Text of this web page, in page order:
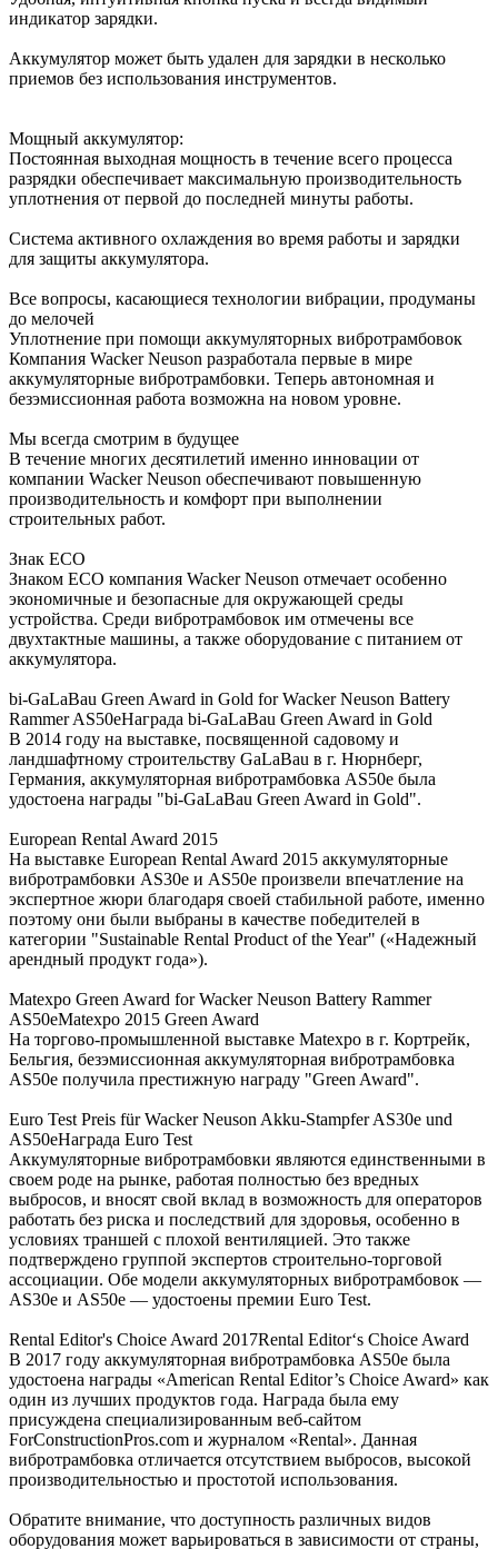
индикатор зарядки.
Аккумулятор может быть удален для зарядки в несколько
приемов без использования инструментов.
Мощный аккумулятор:
Постоянная выходная мощность в течение всего процесса
разрядки обеспечивает максимальную производительность
уплотнения от первой до последней минуты работы.
Система активного охлаждения во время работы и зарядки
для защиты аккумулятора.
Все вопросы, касающиеся технологии вибрации, продуманы
до мелочей
Уплотнение при помощи аккумуляторных вибротрамбовок
Компания Wacker Neuson разработала первые в мире
аккумуляторные вибротрамбовки. Теперь автономная и
безэмиссионная работа возможна на новом уровне.
Мы всегда смотрим в будущее
В течение многих десятилетий именно инновации от
компании Wacker Neuson обеспечивают повышенную
производительность и комфорт при выполнении
строительных работ.
Знак ECO
Знаком ECO компания Wacker Neuson отмечает особенно
экономичные и безопасные для окружающей среды
устройства. Среди вибротрамбовок им отмечены все
двухтактные машины, а также оборудование с питанием от
аккумулятора.
bi-GaLaBau Green Award in Gold for Wacker Neuson Battery
Rammer AS50eНаграда bi-GaLaBau Green Award in Gold
В 2014 году на выставке, посвященной садовому и
ландшафтному строительству GaLaBau в г. Нюрнберг,
Германия, аккумуляторная вибротрамбовка AS50e была
удостоена награды "bi-GaLaBau Green Award in Gold".
European Rental Award 2015
На выставке European Rental Award 2015 аккумуляторные
вибротрамбовки AS30e и AS50e произвели впечатление на
экспертное жюри благодаря своей стабильной работе, именно
поэтому они были выбраны в качестве победителей в
категории "Sustainable Rental Product of the Year" («Надежный
арендный продукт года»).
Matexpo Green Award for Wacker Neuson Battery Rammer
AS50eMatexpo 2015 Green Award
На торгово-промышленной выставке Matexpo в г. Кортрейк,
Бельгия, безэмиссионная аккумуляторная вибротрамбовка
AS50e получила престижную награду "Green Award".
Euro Test Preis für Wacker Neuson Akku-Stampfer AS30e und
AS50eНаграда Euro Test
Аккумуляторные вибротрамбовки являются единственными в
своем роде на рынке, работая полностью без вредных
выбросов, и вносят свой вклад в возможность для операторов
работать без риска и последствий для здоровья, особенно в
условиях траншей с плохой вентиляцией. Это также
подтверждено группой экспертов строительно-торговой
ассоциации. Обе модели аккумуляторных вибротрамбовок —
AS30e и AS50e — удостоены премии Euro Test.
Rental Editor's Choice Award 2017Rental Editor‘s Choice Award
В 2017 году аккумуляторная вибротрамбовка AS50e была
удостоена награды «American Rental Editor’s Choice Award» как
один из лучших продуктов года. Награда была ему
присуждена специализированным веб-сайтом
ForConstructionPros.com и журналом «Rental». Данная
вибротрамбовка отличается отсутствием выбросов, высокой
производительностью и простотой использования.
Обратите внимание, что доступность различных видов
оборудования может варьироваться в зависимости от страны,